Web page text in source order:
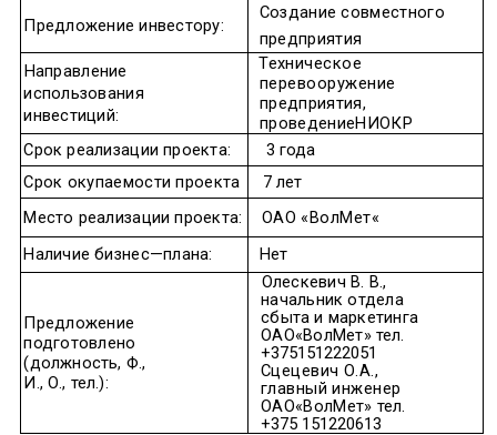
Предложение инвестору:
Создание совместного
предприятия
Направление
использования
инвестиций:
Техническое
перевооружение
предприятия,
проведениеНИОКР
Срок реализации проекта: 3 года
Срок окупаемости проекта 7 лет
Место реализации проекта: ОАО «ВолМет«
Наличие бизнес—плана: Нет
Предложение
подготовлено
(должность, Ф.,
И., О., тел.):
Олескевич В. В.,
начальник отдела
сбыта и маркетинга
ОАО«ВолМет» тел.
+375151222051
Сцецевич О.А.,
главный инженер
ОАО«ВолМет» тел.
+375 151220613